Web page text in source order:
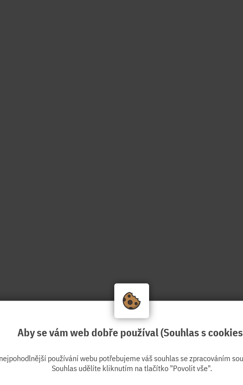
Aby se vám web dobře používal (Souhlas s
používání webu potřebujeme váš souhlas se zpracováním
Souhlas udělíte kliknutím na tlačítko "Povolit vše".